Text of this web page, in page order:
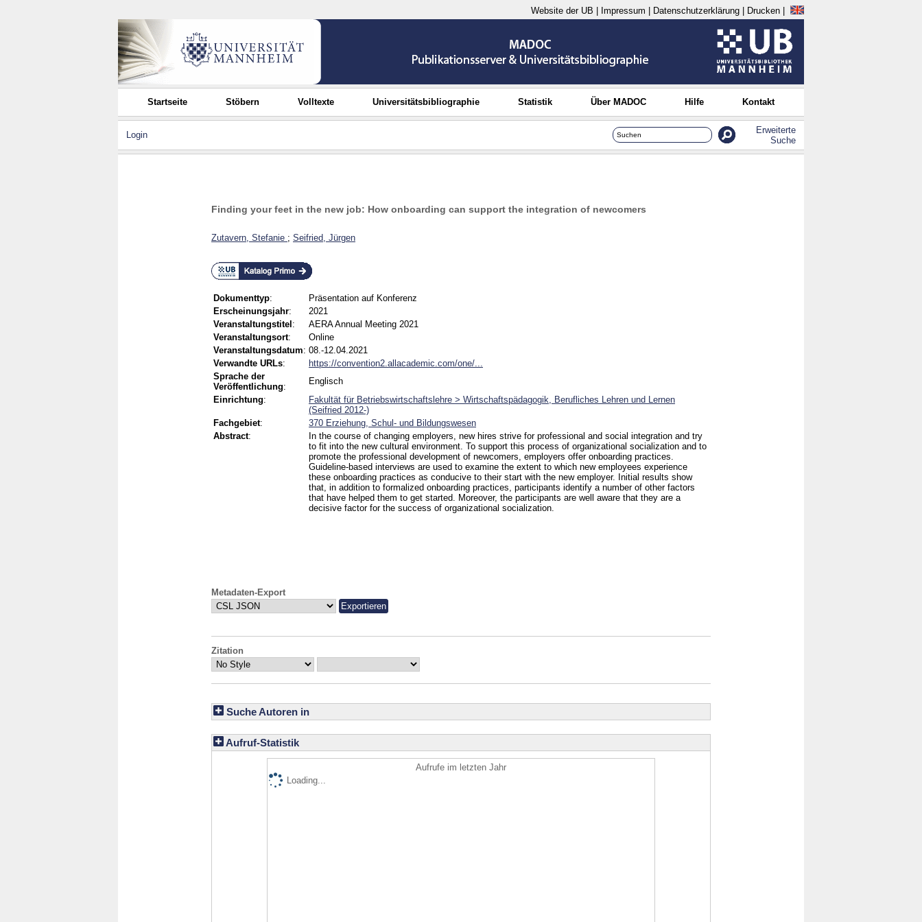
Website der UB Impressum Datenschutzerklärung Drucken
Startseite Stöbern Volltexte Universitätsbibliographie Statistik Über MADOC Hilfe Kontakt
Login
Erweiterte
Suche
Finding your feet in the new job: How onboarding can support the integration of newcomers
Zutavern, Stefanie ; Seifried, Jürgen
Dokumenttyp:
Präsentation auf Konferenz
Erscheinungsjahr:
2021
Veranstaltungstitel :
AERA Annual Meeting 2021
Veranstaltungsort:
Online
Veranstaltungsdatum: 08.-12.04.2021
Verwandte URLs:
https://convention2.allacademic.com/one/...
Sprache der
Veröffentlichung:
Englisch
Einrichtung:
Fakultät für Betriebswirtschaftslehre > Wirtschaftspädagogik, Berufliches Lehren und Lernen
(Seifried 2012-)
Fachgebiet:
370 Erziehung, Schul- und Bildungswesen
Abstract:
In the course of changing employers, new hires strive for professional and social integration and try
to fit into the new cultural environment. To support this process of organizational socialization and to
promote the professional development of newcomers, employers offer onboarding practices.
Guideline-based interviews are used to examine the extent to which new employees experience
these onboarding practices as conducive to their start with the new employer. Initial results show
that, in addition to formalized onboarding practices, participants identify a number of other factors
that have helped them to get started. Moreover, the participants are well aware that they are a
decisive factor for the success of organizational socialization.
Metadaten-Export
Zitation
Suche Autoren in
Aufruf-Statistik
Aufrufe im letzten Jahr
Loading...